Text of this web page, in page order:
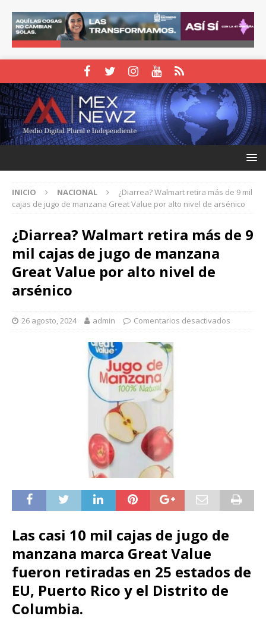
INICIO NACIONAL
¿Diarrea? Walmart retira más de 9 mil
cajas de jugo de manzana Great Value por alto nivel de arsénico
¿Diarrea? Walmart retira más de 9
mil cajas de jugo de manzana
Great Value por alto nivel de
arsénico
26 agosto, 2024 admin Comentarios desactivados
Las casi 10 mil cajas de jugo de
manzana marca Great Value
fueron retiradas en 25 estados de
EU, Puerto Rico y el Distrito de
Columbia.